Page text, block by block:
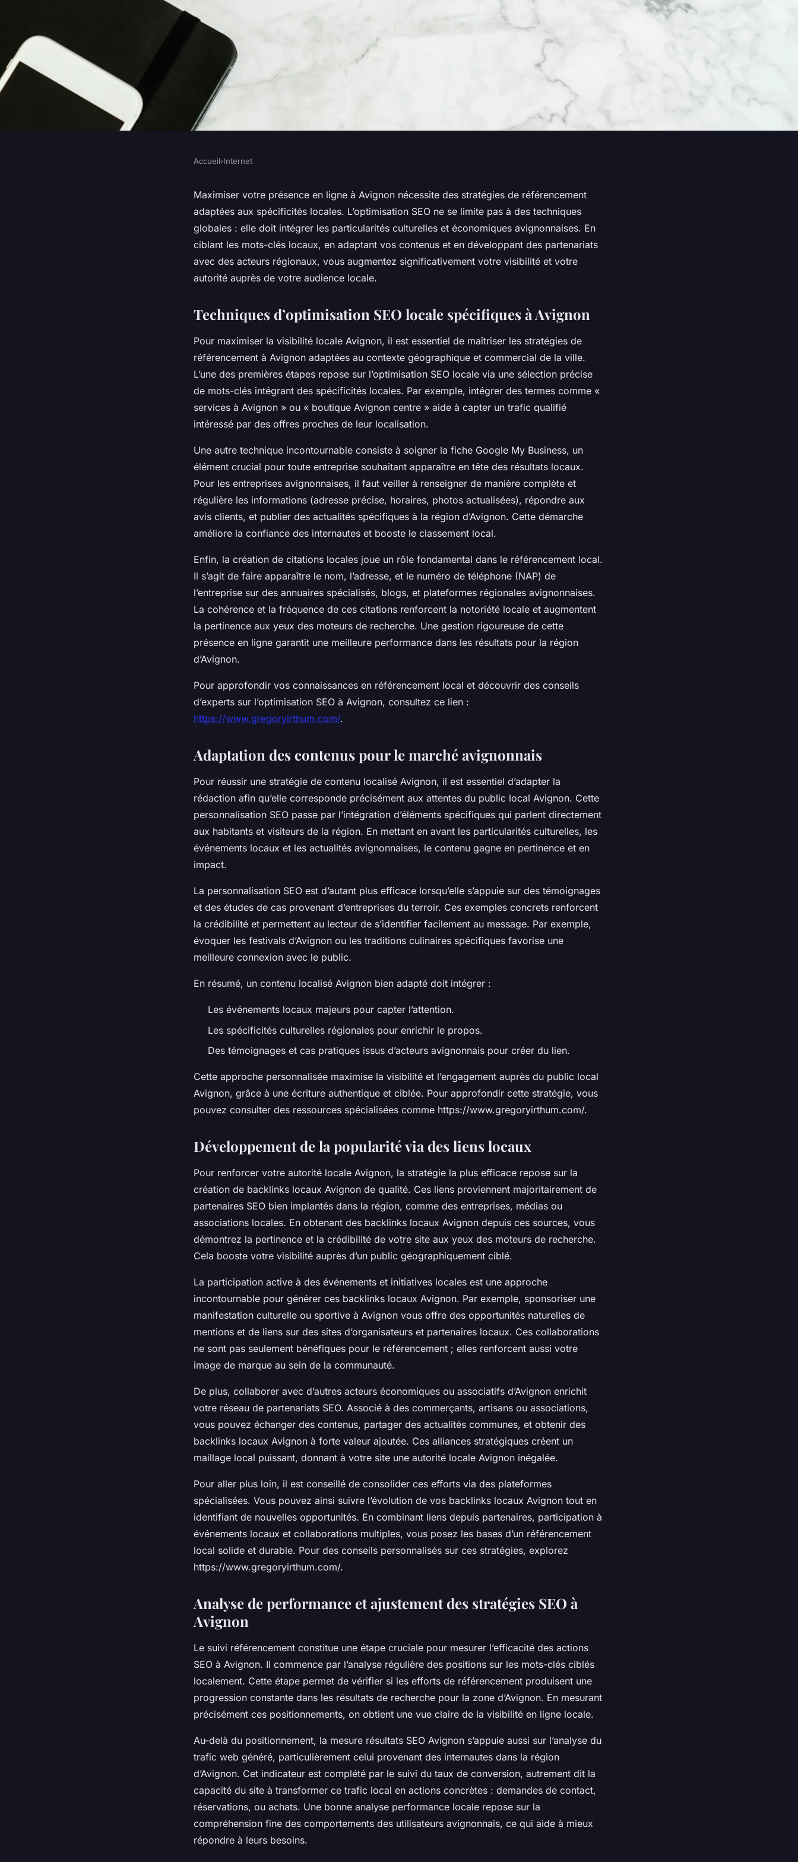
Stratégies de référencement à avignon
pour maximiser votre présence en
Accueil›Internet
Maximiser votre présence en ligne à Avignon nécessite des stratégies de référencement
adaptées aux spécificités locales. L’optimisation SEO ne se limite pas à des techniques
globales : elle doit intégrer les particularités culturelles et économiques avignonnaises. En
ciblant les mots-clés locaux, en adaptant vos contenus et en développant des partenariats
avec des acteurs régionaux, vous augmentez significativement votre visibilité et votre
autorité auprès de votre audience locale.
Techniques d’optimisation SEO locale spécifiques à Avignon
Pour maximiser la visibilité locale Avignon, il est essentiel de maîtriser les stratégies de
référencement à Avignon adaptées au contexte géographique et commercial de la ville.
L’une des premières étapes repose sur l’optimisation SEO locale via une sélection précise
de mots-clés intégrant des spécificités locales. Par exemple, intégrer des termes comme «
services à Avignon » ou « boutique Avignon centre » aide à capter un trafic qualifié
intéressé par des offres proches de leur localisation.
Une autre technique incontournable consiste à soigner la fiche Google My Business, un
élément crucial pour toute entreprise souhaitant apparaître en tête des résultats locaux.
Pour les entreprises avignonnaises, il faut veiller à renseigner de manière complète et
régulière les informations (adresse précise, horaires, photos actualisées), répondre aux
avis clients, et publier des actualités spécifiques à la région d’Avignon. Cette démarche
améliore la confiance des internautes et booste le classement local.
Enfin, la création de citations locales joue un rôle fondamental dans le référencement local.
Il s’agit de faire apparaître le nom, l’adresse, et le numéro de téléphone (NAP) de
l’entreprise sur des annuaires spécialisés, blogs, et plateformes régionales avignonnaises.
La cohérence et la fréquence de ces citations renforcent la notoriété locale et augmentent
la pertinence aux yeux des moteurs de recherche. Une gestion rigoureuse de cette
présence en ligne garantit une meilleure performance dans les résultats pour la région
d’Avignon.
Pour approfondir vos connaissances en référencement local et découvrir des conseils
d’experts sur l’optimisation SEO à Avignon, consultez ce lien :
https://www.gregoryirthum.com/.
Adaptation des contenus pour le marché avignonnais
Pour réussir une stratégie de contenu localisé Avignon, il est essentiel d’adapter la
rédaction afin qu’elle corresponde précisément aux attentes du public local Avignon. Cette
personnalisation SEO passe par l’intégration d’éléments spécifiques qui parlent directement
aux habitants et visiteurs de la région. En mettant en avant les particularités culturelles, les
événements locaux et les actualités avignonnaises, le contenu gagne en pertinence et en
impact.
La personnalisation SEO est d’autant plus efficace lorsqu’elle s’appuie sur des témoignages
et des études de cas provenant d’entreprises du terroir. Ces exemples concrets renforcent
la crédibilité et permettent au lecteur de s’identifier facilement au message. Par exemple,
évoquer les festivals d’Avignon ou les traditions culinaires spécifiques favorise une
meilleure connexion avec le public.
En résumé, un contenu localisé Avignon bien adapté doit intégrer :
Les événements locaux majeurs pour capter l’attention.
Les spécificités culturelles régionales pour enrichir le propos.
Des témoignages et cas pratiques issus d’acteurs avignonnais pour créer du lien.
Cette approche personnalisée maximise la visibilité et l’engagement auprès du public local
Avignon, grâce à une écriture authentique et ciblée. Pour approfondir cette stratégie, vous
pouvez consulter des ressources spécialisées comme https://www.gregoryirthum.com/.
Développement de la popularité via des liens locaux
Pour renforcer votre autorité locale Avignon, la stratégie la plus efficace repose sur la
création de backlinks locaux Avignon de qualité. Ces liens proviennent majoritairement de
partenaires SEO bien implantés dans la région, comme des entreprises, médias ou
associations locales. En obtenant des backlinks locaux Avignon depuis ces sources, vous
démontrez la pertinence et la crédibilité de votre site aux yeux des moteurs de recherche.
Cela booste votre visibilité auprès d’un public géographiquement ciblé.
La participation active à des événements et initiatives locales est une approche
incontournable pour générer ces backlinks locaux Avignon. Par exemple, sponsoriser une
manifestation culturelle ou sportive à Avignon vous offre des opportunités naturelles de
mentions et de liens sur des sites d’organisateurs et partenaires locaux. Ces collaborations
ne sont pas seulement bénéfiques pour le référencement ; elles renforcent aussi votre
image de marque au sein de la communauté.
De plus, collaborer avec d’autres acteurs économiques ou associatifs d’Avignon enrichit
votre réseau de partenariats SEO. Associé à des commerçants, artisans ou associations,
vous pouvez échanger des contenus, partager des actualités communes, et obtenir des
backlinks locaux Avignon à forte valeur ajoutée. Ces alliances stratégiques créent un
maillage local puissant, donnant à votre site une autorité locale Avignon inégalée.
Pour aller plus loin, il est conseillé de consolider ces efforts via des plateformes
spécialisées. Vous pouvez ainsi suivre l’évolution de vos backlinks locaux Avignon tout en
identifiant de nouvelles opportunités. En combinant liens depuis partenaires, participation à
événements locaux et collaborations multiples, vous posez les bases d’un référencement
local solide et durable. Pour des conseils personnalisés sur ces stratégies, explorez
https://www.gregoryirthum.com/.
Analyse de performance et ajustement des stratégies SEO à
Avignon
Le suivi référencement constitue une étape cruciale pour mesurer l’efficacité des actions
SEO à Avignon. Il commence par l’analyse régulière des positions sur les mots-clés ciblés
localement. Cette étape permet de vérifier si les efforts de référencement produisent une
progression constante dans les résultats de recherche pour la zone d’Avignon. En mesurant
précisément ces positionnements, on obtient une vue claire de la visibilité en ligne locale.
Au-delà du positionnement, la mesure résultats SEO Avignon s’appuie aussi sur l’analyse du
trafic web généré, particulièrement celui provenant des internautes dans la région
d’Avignon. Cet indicateur est complété par le suivi du taux de conversion, autrement dit la
capacité du site à transformer ce trafic local en actions concrètes : demandes de contact,
réservations, ou achats. Une bonne analyse performance locale repose sur la
compréhension fine des comportements des utilisateurs avignonnais, ce qui aide à mieux
répondre à leurs besoins.